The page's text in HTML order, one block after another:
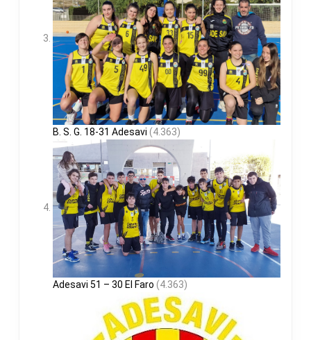
B. S. G. 18-31 Adesavi (4.363)
Adesavi 51 – 30 El Faro (4.363)